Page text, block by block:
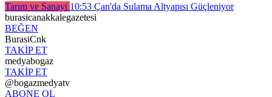
Tarım ve Sanayi 10:53 Çan'da Sulama Altyapısı Güçleniyor
burasicanakkalegazetesi
BEĞEN
BurasiCnk
TAKİP ET
medyabogaz
TAKİP ET
@bogazmedyatv
ABONE OL